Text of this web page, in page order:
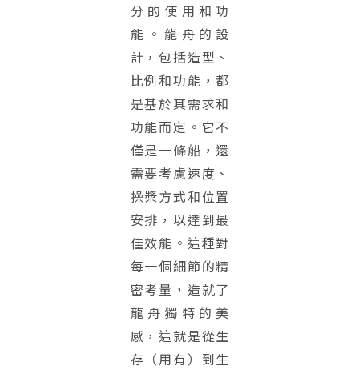
分的使用和功
能。龍舟的設
計，包括造型、
比例和功能，都
是基於其需求和
功能而定。它不
僅是一條船，還
需要考慮速度、
操槳方式和位置
安排，以達到最
佳效能。這種對
每一個細節的精
密考量，造就了
龍舟獨特的美
感，這就是從生
存（用有）到生